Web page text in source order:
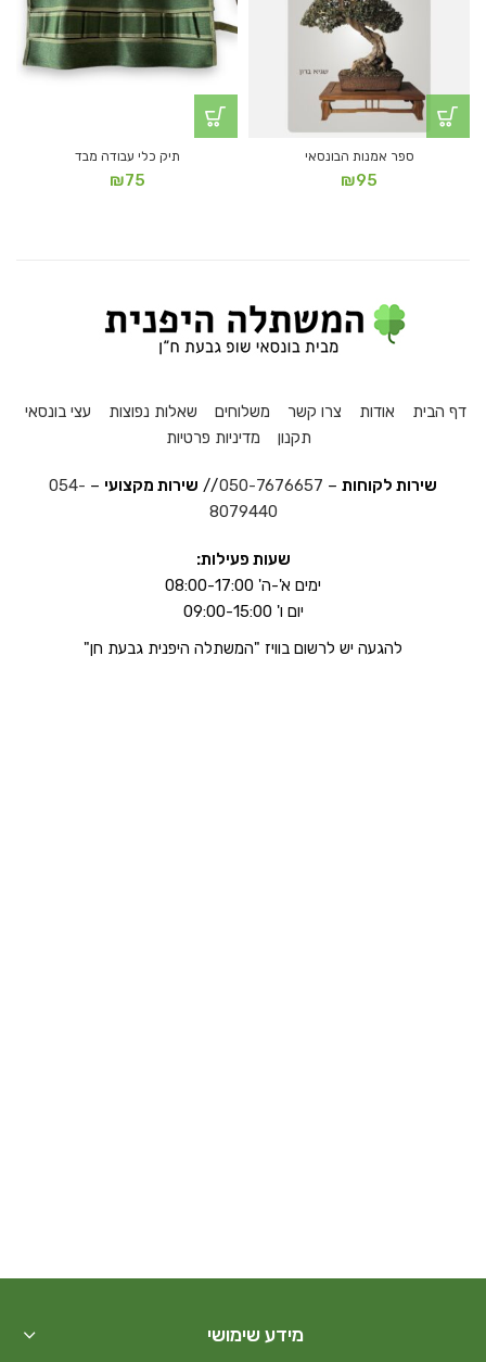
ספר אמנות הבונסאי
₪95
תיק כלי עבודה מבד
₪75
דף הבית אודות צרו קשר משלוחים שאלות נפוצות
עצי בונסאי
תקנון
מדיניות פרטיות
שירות לקוחות –
050-7676657
// שירות מקצועי –
054-
8079440
שעות פעילות:
ימים א'-ה' 08:00-17:00
יום ו' 09:00-15:00
להגעה יש לרשום בוויז "המשתלה היפנית גבעת חן"
מידע שימושי